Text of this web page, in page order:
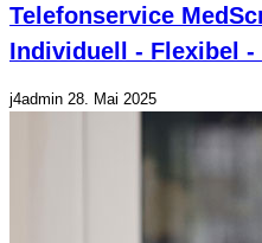
Telefonservice
Individuell - Flexibel
j4admin 28. Mai 2025